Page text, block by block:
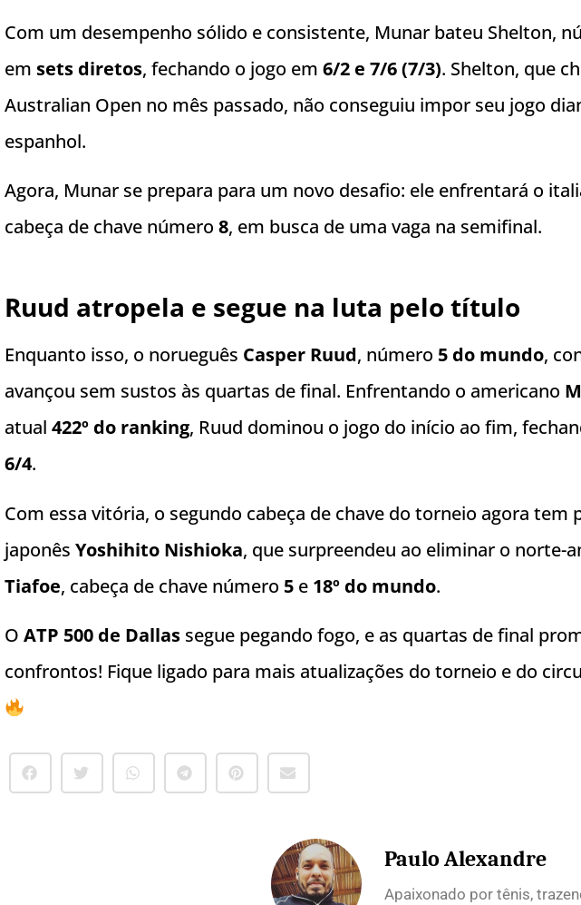
Com um desempenho sólido e consistente, Munar bateu Shelton,
em sets diretos, fechando o jogo em 6/2 e 7/6 (7/3). Shelton, que
Australian Open no mês passado, não conseguiu impor seu jogo
espanhol.
Agora, Munar se prepara para um novo desafio: ele enfrentará o
cabeça de chave número 8, em busca de uma vaga na semifinal.
Ruud atropela e segue na luta pelo título
Enquanto isso, o norueguês Casper Ruud, número 5 do mundo,
avançou sem sustos às quartas de final. Enfrentando o americano
atual 422º do ranking, Ruud dominou o jogo do início ao fim,
6/4.
Com essa vitória, o segundo cabeça de chave do torneio agora tem
japonês Yoshihito Nishioka, que surpreendeu ao eliminar o norte-
Tiafoe, cabeça de chave número 5 e 18º do mundo.
O ATP 500 de Dallas segue pegando fogo, e as quartas de final
confrontos! Fique ligado para mais atualizações do torneio e do
Paulo Alexandre
Apaixonado por tênis,